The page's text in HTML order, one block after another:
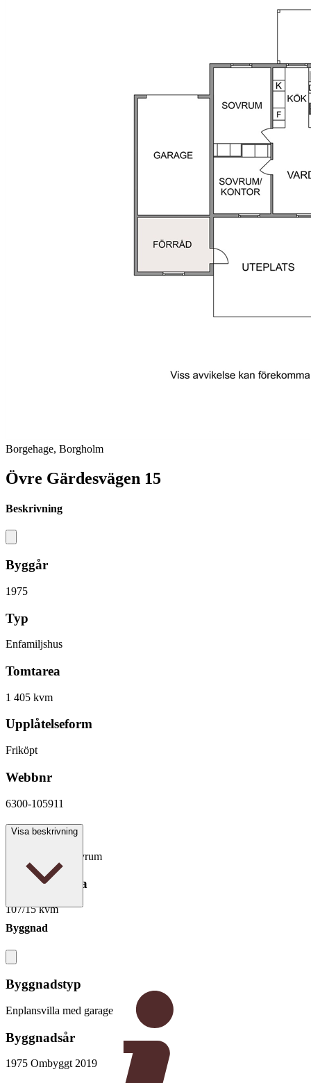
Borgehage, Borgholm
Övre Gärdesvägen 15
Beskrivning
Byggår
1975
Typ
Enfamiljshus
Tomtarea
1 405 kvm
Upplåtelseform
Friköpt
Webbnr
6300-105911
Antal rum
4 rum varav 3 sovrum
Boarea/Biarea
107/15 kvm
Visa beskrivning
Byggnad
Byggnadstyp
Enplansvilla med garage
Byggnadsår
1975 Ombyggt 2019